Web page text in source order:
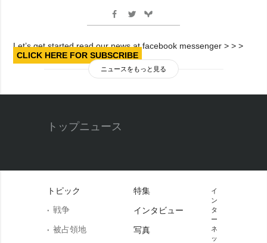
Let’s get started read our news at facebook messenger > > >
CLICK HERE FOR SUBSCRIBE
ニュースをもっと見る
トップニュース
トピック
戦争
被占領地
特集
インタビュー
写真
イ
ン
タ
ー
ネ
ッ